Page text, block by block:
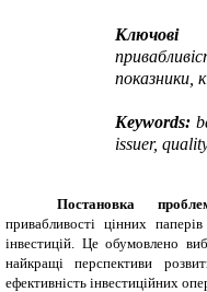
Ключові
показники,
Keywords:
issuer,
Постановка
привабливості цінних
інвестицій. Це обумовлено
найкращі перспективи
ефективність інвестиційних